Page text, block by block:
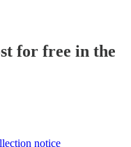
for free in the
notice